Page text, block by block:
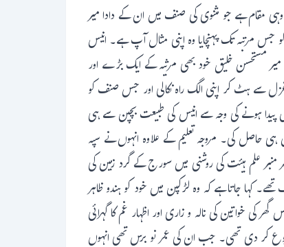
مقام ہے جو مثنوی کی صنف میں ان کے دادا میر
مرتبہ تک پہنچایا وہ اپنی مثال آپ ہے۔ انیس
1803 میں فیض آباد میں پیدا ہوئے، ان کے والد میر مستحسن خلیق خود بھی مرثیہ کے ایک بڑے اور
سے ہٹ کر اپنی الگ راہ نکالی اور جس صنف کو
پیدا ہونے کی وجہ سے انیس کی طبیعت بچپن سے ہی
حاصل کی۔ مروجہ تعلیم کے علاوہ انہوں نے سپہ
علم ہیئت کی روشنی میں سورج کے گرد زمین کی
کہا جاتا ہے کہ وہ لڑکپن میں خود کو ہندو ظاہر
خواتین کی نالہ و زاری اور اظہار غم کا گہرائی
کر دی تھی۔ جب ان کی عمر نو برس تھی انہوں